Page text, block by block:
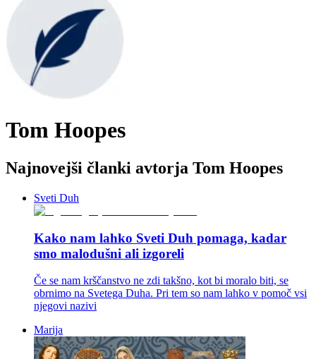
Tom Hoopes
Najnovejši članki avtorja Tom Hoopes
Sveti Duh
Kako nam lahko Sveti Duh pomaga, kadar
smo malodušni ali izgoreli
Če se nam krščanstvo ne zdi takšno, kot bi moralo biti, se
obrnimo na Svetega Duha. Pri tem so nam lahko v pomoč vsi
njegovi nazivi
Marija